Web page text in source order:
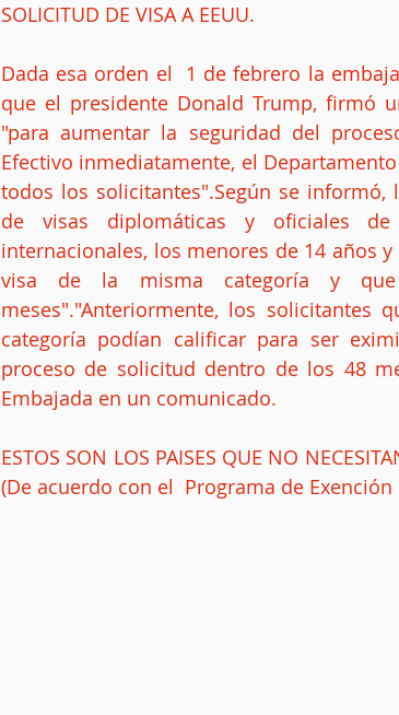
SOLICITUD DE VISA A EEUU.
Dada esa orden el  1 de febrero la
que el presidente Donald Trump, firmó
"para aumentar la seguridad del
Efectivo inmediatamente, el
todos los solicitantes".Según se
de visas diplomáticas y oficiales de
internacionales, los menores de 14 años
visa de la misma categoría y
meses"."Anteriormente, los solicitantes
categoría podían calificar para ser
proceso de solicitud dentro de los 48
Embajada en un comunicado.
ESTOS SON LOS PAISES QUE NO
(De acuerdo con el  Programa de